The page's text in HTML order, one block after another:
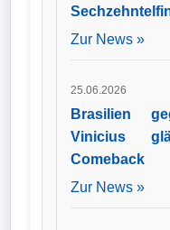
Zur News »
25.06.2026
Brasilien
Vinicius
Comeback
Zur News »